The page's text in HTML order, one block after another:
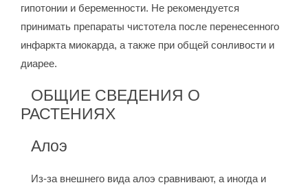
гипотонии и беременности. Не рекомендуется
принимать препараты чистотела после перенесенного
инфаркта миокарда, а также при общей сонливости и
диарее.
ОБЩИЕ СВЕДЕНИЯ О
РАСТЕНИЯХ
Алоэ
Из-за внешнего вида алоэ сравнивают, а иногда и